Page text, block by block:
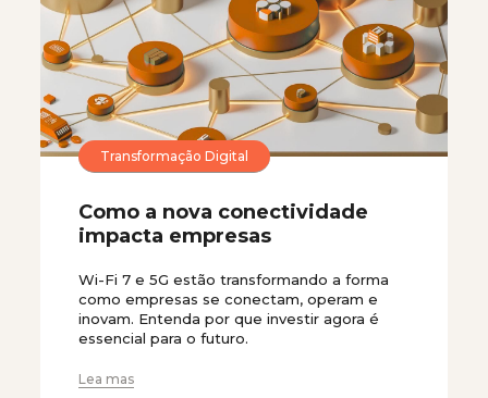
Transformação Digital
Como a nova conectividade
impacta empresas
Wi-Fi 7 e 5G estão transformando a forma
como empresas se conectam, operam e
inovam. Entenda por que investir agora é
essencial para o futuro.
Lea mas